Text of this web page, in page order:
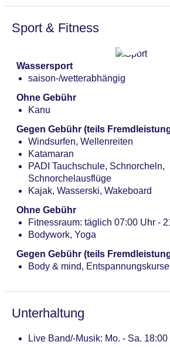
Sport & Fitness
Wassersport
saison-/wetterabhängig
Ohne Gebühr
Kanu
Gegen Gebühr (teils
Windsurfen, Wellenreiten
Katamaran
PADI Tauchschule, Schnorcheln,
Schnorchelausflüge
Kajak, Wasserski, Wakeboard
Ohne Gebühr
Fitnessraum: täglich 07:00 Uhr -
Bodywork, Yoga
Gegen Gebühr (teils
Body & mind, Entspannungskurse
Unterhaltung
Live Band/-Musik: Mo. - Sa.